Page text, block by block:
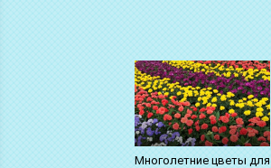
Многолетние цветы для